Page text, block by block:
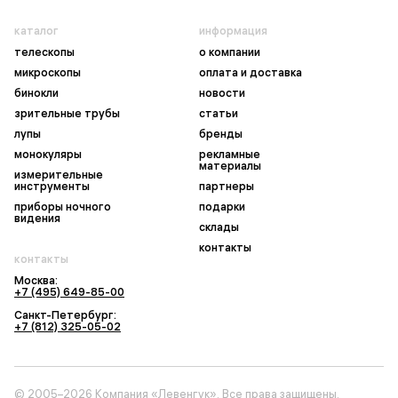
каталог
телескопы
микроскопы
бинокли
зрительные трубы
лупы
монокуляры
измерительные
инструменты
приборы ночного
видения
информация
о компании
оплата и доставка
новости
статьи
бренды
рекламные
материалы
партнеры
подарки
склады
контакты
контакты
Москва:
+7 (495) 649-85-00
Санкт-Петербург:
+7 (812) 325-05-02
© 2005–2026 Компания «Левенгук». Все права защищены.